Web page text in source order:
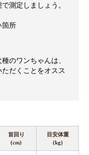
測定しましょう。
箇所
のワンちゃんは、
だくことをオスス
首回り
(cm)
目安体重
(kg)